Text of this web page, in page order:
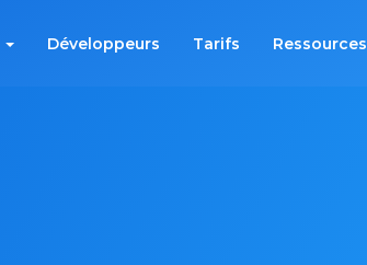
Développeurs Tarifs Ressources